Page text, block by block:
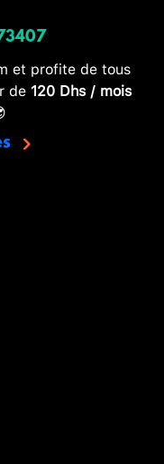
et profite de tous
de 120 Dhs / mois